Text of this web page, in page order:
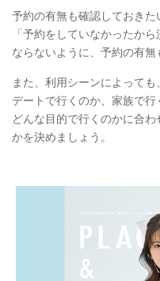
予約の有無も確認しておきた
「予約をしていなかったか
ならないように、予約の有無
また、利用シーンによっても
デートで行くのか、家族で
どんな目的で行くのかに合
かを決めましょう。